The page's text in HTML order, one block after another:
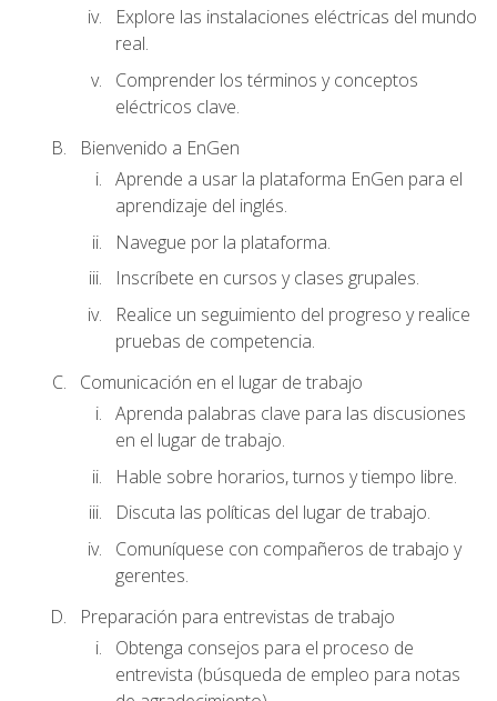
Explore las instalaciones eléctricas del mundo
real.
Comprender los términos y conceptos
eléctricos clave.
Bienvenido a EnGen
Aprende a usar la plataforma EnGen para el
aprendizaje del inglés.
Navegue por la plataforma.
Inscríbete en cursos y clases grupales.
Realice un seguimiento del progreso y realice
pruebas de competencia.
Comunicación en el lugar de trabajo
Aprenda palabras clave para las discusiones
en el lugar de trabajo.
Hable sobre horarios, turnos y tiempo libre.
Discuta las políticas del lugar de trabajo.
Comuníquese con compañeros de trabajo y
gerentes.
Preparación para entrevistas de trabajo
Obtenga consejos para el proceso de
entrevista (búsqueda de empleo para notas